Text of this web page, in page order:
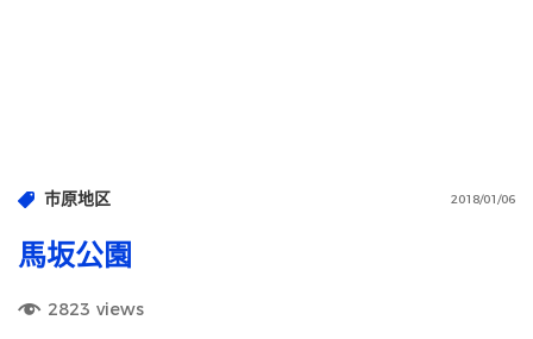
市原地区 2018/01/06
馬坂公園
2823 views